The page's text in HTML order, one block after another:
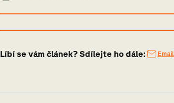
Líbí se vám článek? Sdílejte ho dále: Email